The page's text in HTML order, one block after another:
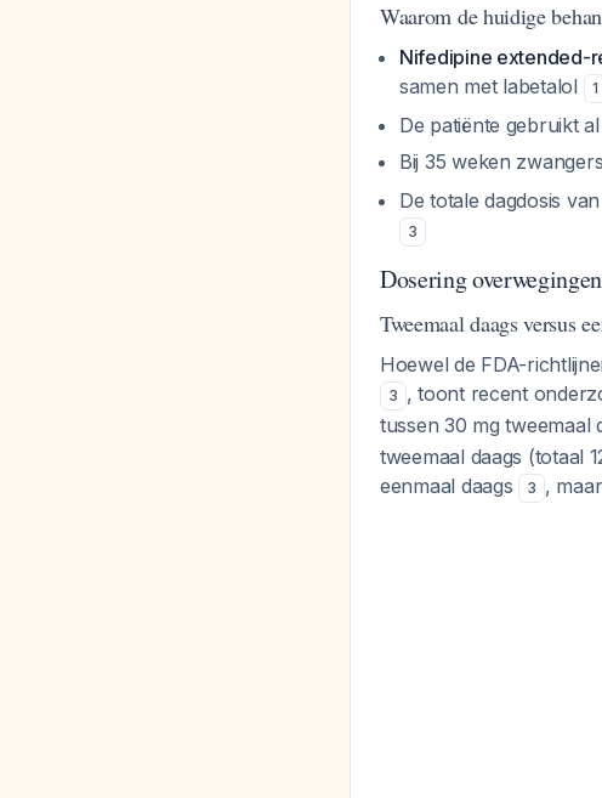
Waarom de huidige
Nifedipine extended-
samen met labetalol
1
De patiënte gebruikt
Bij 35 weken
De totale dagdosis
3
Dosering overwegingen
Tweemaal daags versus
Hoewel de FDA-
3 , toont recent
tussen 30 mg tweemaal
tweemaal daags (totaal
eenmaal daags
3 ,